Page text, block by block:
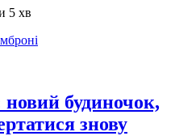
5 хв
будиночок,
знову